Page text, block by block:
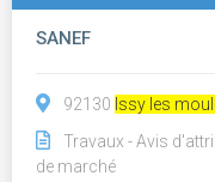
SANEF
92130 Issy les
Travaux - Avis
de marché